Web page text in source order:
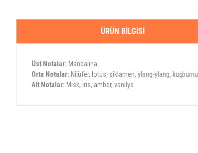
ÜRÜN BILGISI
Üst Notalar: Mandalina
Orta Notalar: Nilüfer, lotus, siklamen, ylang-ylang, kuşburnu
Alt Notalar: Misk, iris, amber, vanilya